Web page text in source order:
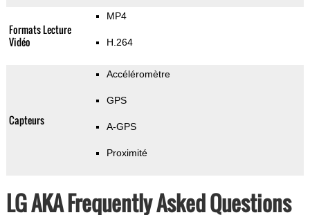
Formats Lecture
Vidéo
MP4
H.264
Capteurs
Accéléromètre
GPS
A-GPS
Proximité
LG AKA Frequently Asked Questions